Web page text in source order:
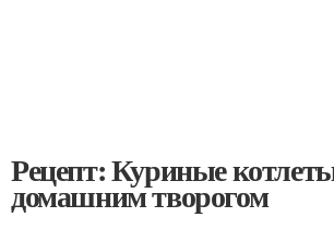
Рецепт: Куриные
домашним творогом